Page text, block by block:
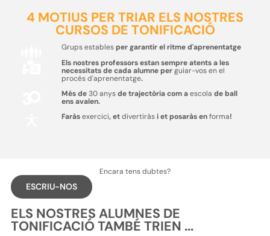
4 MOTIUS PER TRIAR ELS NOSTRES
CURSOS DE TONIFICACIÓ
Grups establesper garantir el ritme d'aprenentatge
Els nostres professors estan sempre atents a les
necessitats de cada alumne perguiar-vos en el
procés d'aprenentatge.
Més de30 anysde trajectòria com aescola de ball
ens avalen.
Faràsexercici, etdivertiràsi et posaràs enforma!
Encara tens dubtes?
ESCRIU-NOS
ELS NOSTRES ALUMNES DE
TONIFICACIÓ TAMBÉ TRIEN ...